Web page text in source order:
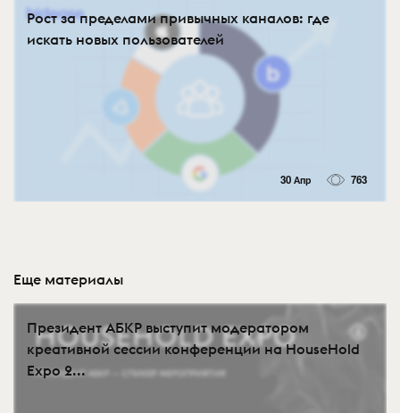
Рост за пределами привычных каналов: где
искать новых пользователей
30 Апр 763
Еще материалы
Президент АБКР выступит модератором
креативной сессии конференции на HouseHold
Expo 2...